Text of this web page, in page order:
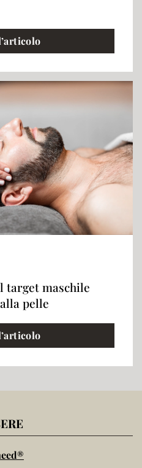
target maschile
pelle